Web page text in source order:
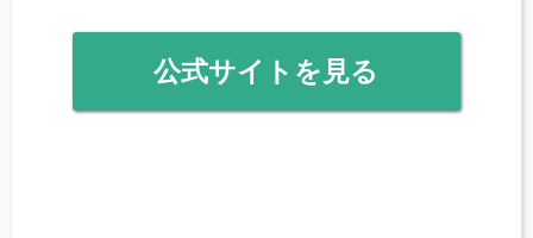
公式サイトを見る